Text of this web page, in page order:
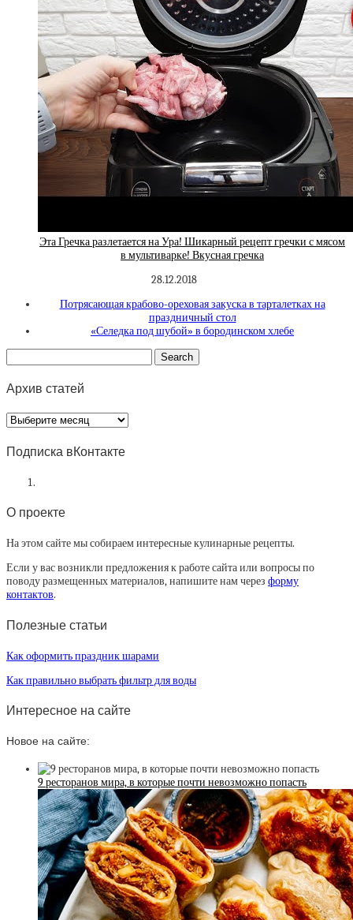
Эта Гречка разлетается на Ура! Шикарный рецепт гречки с мясом
в мультиварке! Вкусная гречка
28.12.2018
Потрясающая крабово-ореховая закуска в тарталетках на
праздничный стол
«Селедка под шубой» в бородинском хлебе
Архив статей
Архив
статей
Подписка вКонтакте
О проекте
На этом сайте мы собираем интересные кулинарные рецепты.
Если у вас возникли предложения к работе сайта или вопросы по
поводу размещенных материалов, напишите нам через форму
контактов.
Полезные статьи
Как оформить праздник шарами
Как правильно выбрать фильтр для воды
Интересное на сайте
Новое на сайте:
9 ресторанов мира, в которые почти невозможно попасть